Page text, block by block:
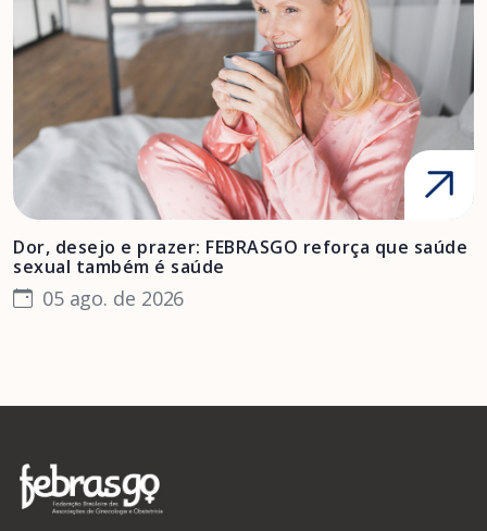
Dor, desejo e prazer: FEBRASGO reforça que saúde
sexual também é saúde
05 ago. de 2026